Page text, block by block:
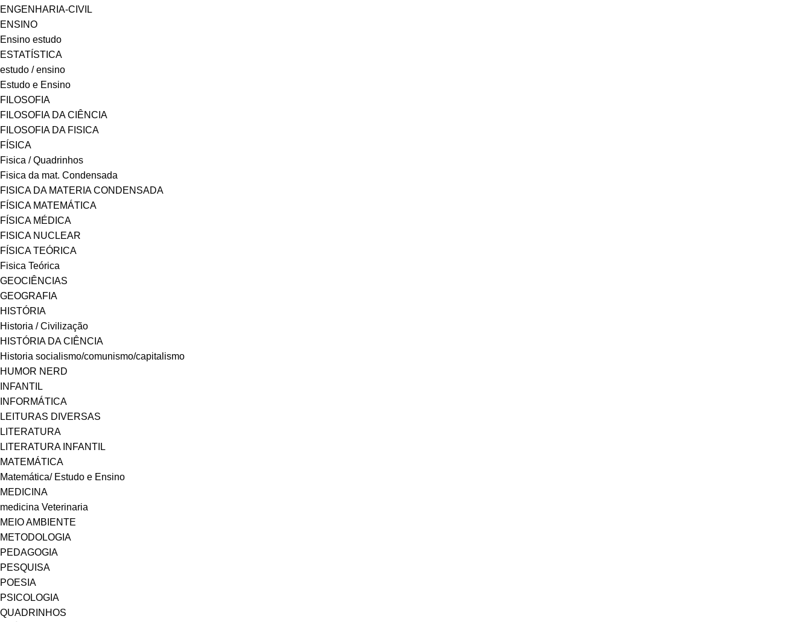
ENGENHARIA-CIVIL
ENSINO
Ensino estudo
ESTATÍSTICA
estudo / ensino
Estudo e Ensino
FILOSOFIA
FILOSOFIA DA CIÊNCIA
FILOSOFIA DA FISICA
FÍSICA
Fisica / Quadrinhos
Fisica da mat. Condensada
FISICA DA MATERIA CONDENSADA
FÍSICA MATEMÁTICA
FÍSICA MÉDICA
FISICA NUCLEAR
FÍSICA TEÓRICA
Fisica Teórica
GEOCIÊNCIAS
GEOGRAFIA
HISTÓRIA
Historia / Civilização
HISTÓRIA DA CIÊNCIA
Historia socialismo/comunismo/capitalismo
HUMOR NERD
INFANTIL
INFORMÁTICA
LEITURAS DIVERSAS
LITERATURA
LITERATURA INFANTIL
MATEMÁTICA
Matemática/ Estudo e Ensino
MEDICINA
medicina Veterinaria
MEIO AMBIENTE
METODOLOGIA
PEDAGOGIA
PESQUISA
POESIA
PSICOLOGIA
QUADRINHOS